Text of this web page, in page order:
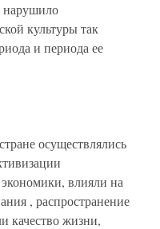
нарушило
культуры так
и периода ее
осуществлялись
влияли на
, распространение
качество жизни,